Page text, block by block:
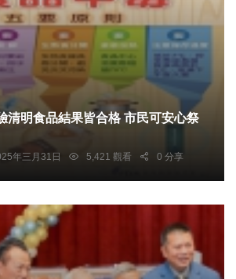
品結果皆合格 市民可安心祭
年三月31日 5,421 觀看 0 分享